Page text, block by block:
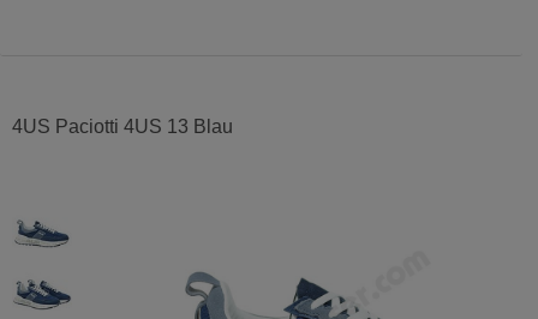
4US Paciotti 4US 13 Blau